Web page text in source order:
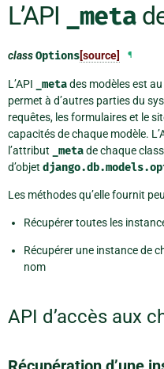
L’API _meta
classOptions[source] ¶
L’API _metades modèles est
permet à d’autres parties du
requêtes, les formulaires et le
capacités de chaque modèle.
l’attribut
_metade chaque
d’objet
Les méthodes qu’elle fournit
Récupérer toutes les
Récupérer une instance de
nom
API d’accès aux